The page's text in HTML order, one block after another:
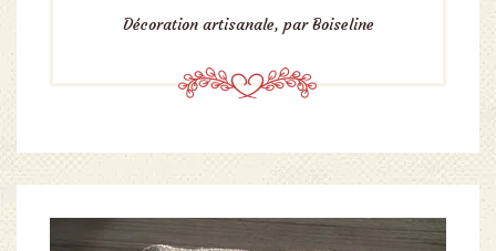
Décoration artisanale, par Boiseline